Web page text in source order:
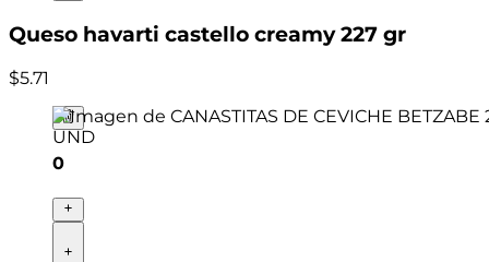
Queso havarti castello creamy 227 gr
$5.71
0